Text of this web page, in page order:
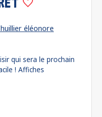
éléonore
qui sera le prochain
! Affiches